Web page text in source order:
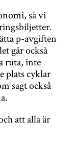
så vi
p-avgiften
går också
ruta, inte
plats cyklar
sagt också
att alla är